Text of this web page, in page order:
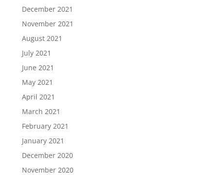
December 2021
November 2021
August 2021
July 2021
June 2021
May 2021
April 2021
March 2021
February 2021
January 2021
December 2020
November 2020